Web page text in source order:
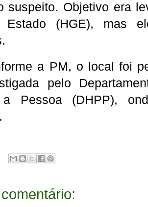
suspeito. Objetivo era
Estado (HGE), mas
a PM, o local foi
pelo
a Pessoa (DHPP),